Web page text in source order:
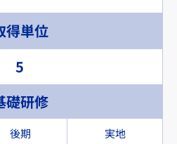
得単位
5
礎研修
後期 実地